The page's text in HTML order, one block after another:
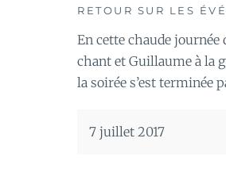
RETOUR SUR LES
En cette chaude journée
chant et Guillaume à la
la soirée s’est terminée
7 juillet 2017